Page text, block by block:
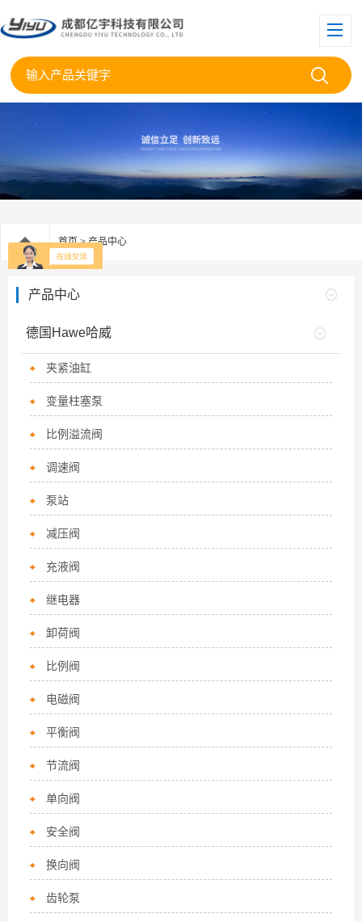
首页>产品中心
产品中心
德国Hawe哈威
夹紧油缸
变量柱塞泵
比例溢流阀
调速阀
泵站
减压阀
充液阀
继电器
卸荷阀
比例阀
电磁阀
平衡阀
节流阀
单向阀
安全阀
换向阀
齿轮泵